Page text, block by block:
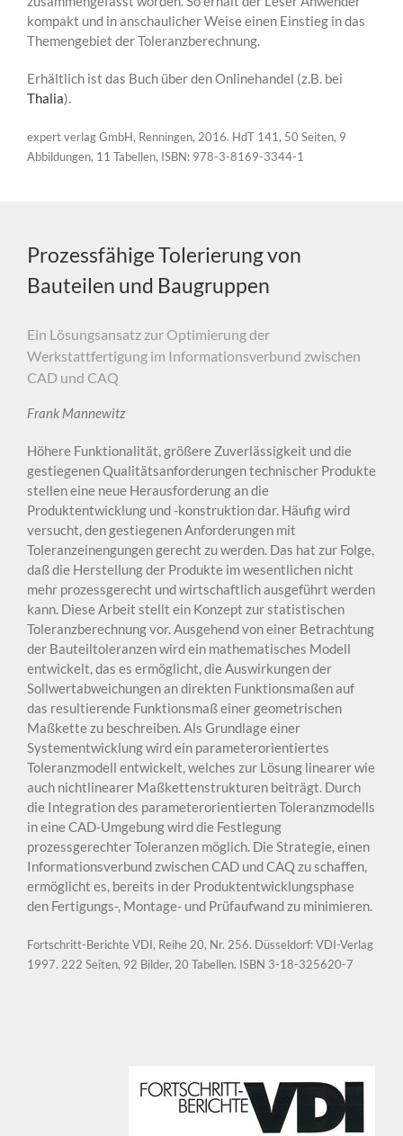
kompakt und in anschaulicher Weise einen Einstieg in das
Themengebiet der Toleranzberechnung.
Erhältlich ist das Buch über den Onlinehandel (z.B. bei
Thalia).
expert verlag GmbH, Renningen, 2016. HdT 141, 50 Seiten, 9
Abbildungen, 11 Tabellen, ISBN: 978-3-8169-3344-1
Prozessfähige Tolerierung von
Bauteilen und Baugruppen
Ein Lösungsansatz zur Optimierung der
Werkstattfertigung im Informationsverbund zwischen
CAD und CAQ
Frank Mannewitz
Höhere Funktionalität, größere Zuverlässigkeit und die
gestiegenen Qualitätsanforderungen technischer Produkte
stellen eine neue Herausforderung an die
Produktentwicklung und -konstruktion dar. Häufig wird
versucht, den gestiegenen Anforderungen mit
Toleranzeinengungen gerecht zu werden. Das hat zur Folge,
daß die Herstellung der Produkte im wesentlichen nicht
mehr prozessgerecht und wirtschaftlich ausgeführt werden
kann. Diese Arbeit stellt ein Konzept zur statistischen
Toleranzberechnung vor. Ausgehend von einer Betrachtung
der Bauteiltoleranzen wird ein mathematisches Modell
entwickelt, das es ermöglicht, die Auswirkungen der
Sollwertabweichungen an direkten Funktionsmaßen auf
das resultierende Funktionsmaß einer geometrischen
Maßkette zu beschreiben. Als Grundlage einer
Systementwicklung wird ein parameterorientiertes
Toleranzmodell entwickelt, welches zur Lösung linearer wie
auch nichtlinearer Maßkettenstrukturen beiträgt. Durch
die Integration des parameterorientierten Toleranzmodells
in eine CAD-Umgebung wird die Festlegung
prozessgerechter Toleranzen möglich. Die Strategie, einen
Informationsverbund zwischen CAD und CAQ zu schaffen,
ermöglicht es, bereits in der Produktentwicklungsphase
den Fertigungs-, Montage- und Prüfaufwand zu minimieren.
Fortschritt-Berichte VDI, Reihe 20, Nr. 256. Düsseldorf: VDI-Verlag
1997. 222 Seiten, 92 Bilder, 20 Tabellen. ISBN 3-18-325620-7